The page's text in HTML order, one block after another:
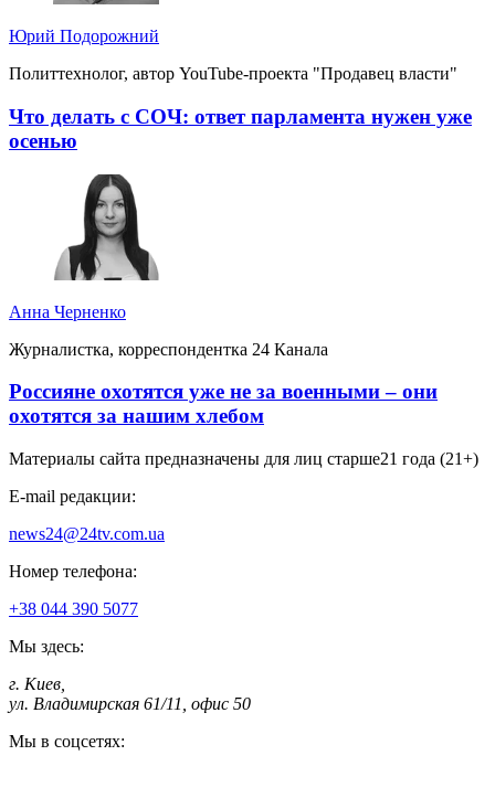
Юрий Подорожний
Политтехнолог, автор YouTube-проекта "Продавец власти"
Что делать с СОЧ: ответ парламента нужен уже
осенью
Анна Черненко
Журналистка, корреспондентка 24 Канала
Россияне охотятся уже не за военными – они
охотятся за нашим хлебом
Материалы сайта предназначены для лиц старше21 года (21+)
E-mail редакции:
news24@24tv.com.ua
Номер телефона:
+38 044 390 5077
Мы здесь:
г. Киев
ул. Владимирская 61/11, офис 50
Мы в соцсетях: